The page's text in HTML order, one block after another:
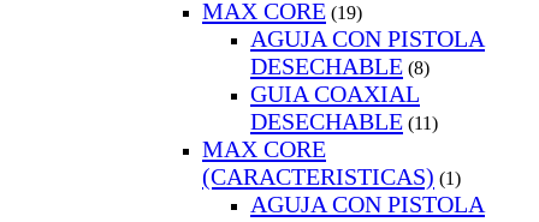
MAX CORE (19)
AGUJA CON PISTOLA
DESECHABLE (8)
GUIA COAXIAL
DESECHABLE (11)
MAX CORE
(CARACTERISTICAS) (1)
AGUJA CON PISTOLA